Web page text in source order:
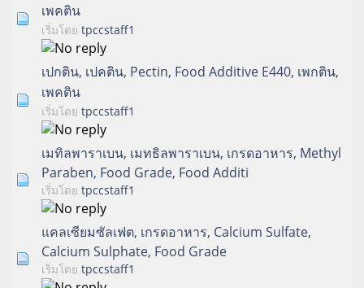
เพคติน
เริ่มโดย tpccstaff1
เปกติน, เปคติน, Pectin, Food Additive E440, เพกติน,
เพคติน
เริ่มโดย tpccstaff1
เมทิลพาราเบน, เมทธิลพาราเบน, เกรดอาหาร, Methyl
Paraben, Food Grade, Food Additi
เริ่มโดย tpccstaff1
แคลเซียมซัลเฟต, เกรดอาหาร, Calcium Sulfate,
Calcium Sulphate, Food Grade
เริ่มโดย tpccstaff1